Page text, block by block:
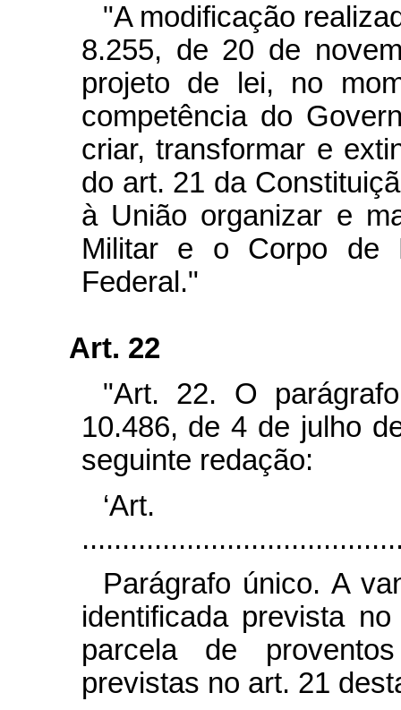
"A modificação
8.255, de 20 de
projeto de lei, no
competência do
criar, transformar e
do art. 21 da
à União organizar e
Militar e o Corpo de
Federal."
Art. 22
"Art. 22. O
10.486, de 4 de julho
seguinte redação:
Parágrafo único. A
identificada prevista
parcela de
previstas no art. 21